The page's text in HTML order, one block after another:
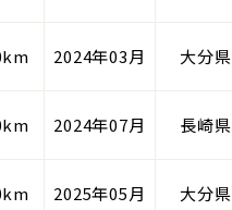
2024年03月 大分県
2024年07月 長崎県
2025年05月 大分県